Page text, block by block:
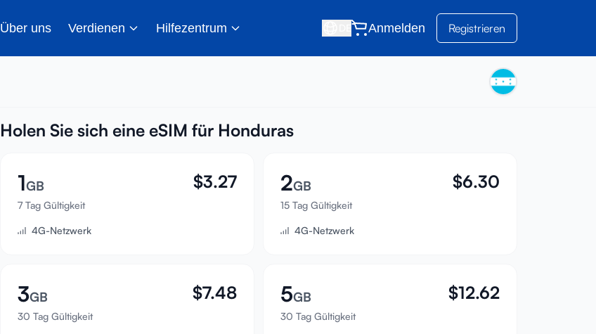
Über uns Verdienen Hilfezentrum Anmelden Registrieren
Holen Sie sich eine eSIM für Honduras
1GB
7 Tag Gültigkeit
$3.27
4G-Netzwerk
2GB
15 Tag Gültigkeit
$6.30
4G-Netzwerk
3GB
30 Tag Gültigkeit
$7.48 5GB
30 Tag Gültigkeit
$12.62